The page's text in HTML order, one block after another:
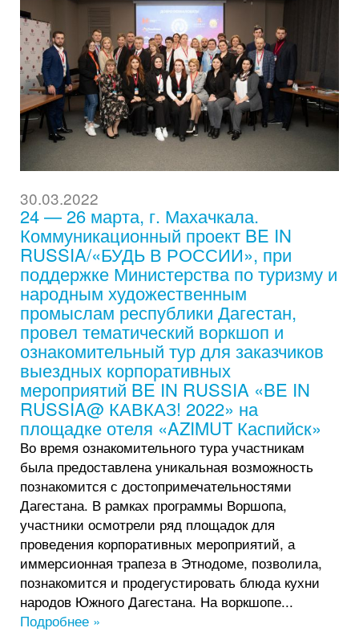
30.03.2022
24 — 26 марта, г. Махачкала.
Коммуникационный проект BE IN
RUSSIA/«БУДЬ В РОССИИ», при
поддержке Министерства по туризму и
народным художественным
промыслам республики Дагестан,
провел тематический воркшоп и
ознакомительный тур для заказчиков
выездных корпоративных
мероприятий BE IN RUSSIA «BE IN
RUSSIA@ КАВКАЗ! 2022» на
площадке отеля «AZIMUT Каспийск»
Во время ознакомительного тура участникам
была предоставлена уникальная возможность
познакомится с достопримечательностями
Дагестана. В рамках программы Воршопа,
участники осмотрели ряд площадок для
проведения корпоративных мероприятий, а
иммерсионная трапеза в Этнодоме, позволила,
познакомится и продегустировать блюда кухни
народов Южного Дагестана. На воркшопе...
Подробнее »